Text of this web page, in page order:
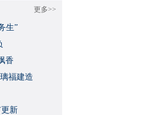
更多>>
生”
香
福建造
新